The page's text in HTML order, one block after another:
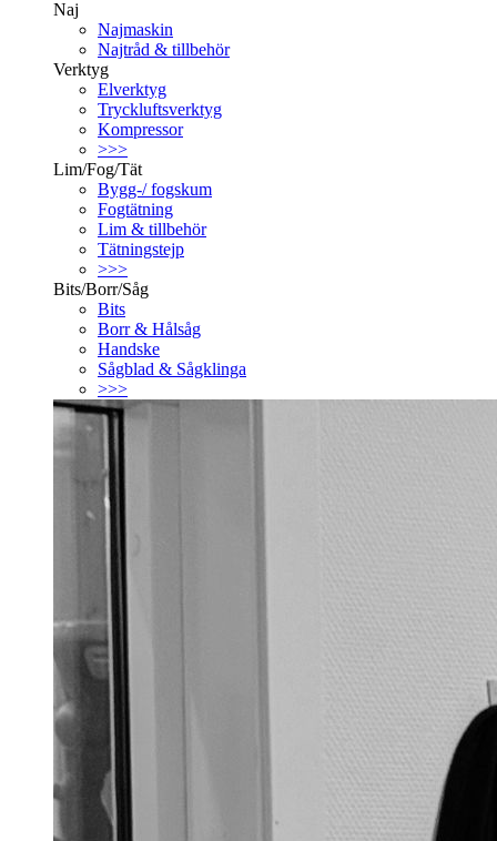
Naj
Najmaskin
Najtråd & tillbehör
Verktyg
Elverktyg
Tryckluftsverktyg
Kompressor
>>>
Lim/Fog/Tät
Bygg-/ fogskum
Fogtätning
Lim & tillbehör
Tätningstejp
>>>
Bits/Borr/Såg
Bits
Borr & Hålsåg
Handske
Sågblad & Sågklinga
>>>